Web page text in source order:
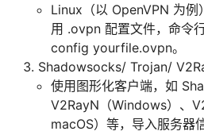
Linux（以 OpenVPN 为
用 .ovpn 配置文件，命令
config yourfile.ovpn。
Shadowsocks/ Trojan/
使用图形化客户端，如
V2RayN（Windows）、
macOS）等，导入服务器